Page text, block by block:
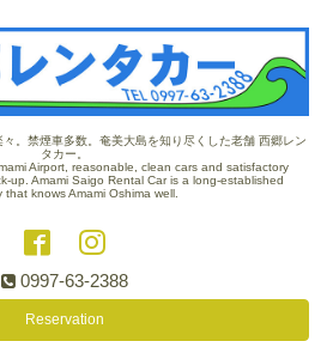
。禁煙車多数。奄美大島を知り尽くした老舗 西郷レン
タカー。
Airport, reasonable, clean cars and satisfactory
up. Amami Saigo Rental Car is a long-established
that knows Amami Oshima well.
0997-63-2388
Reservation